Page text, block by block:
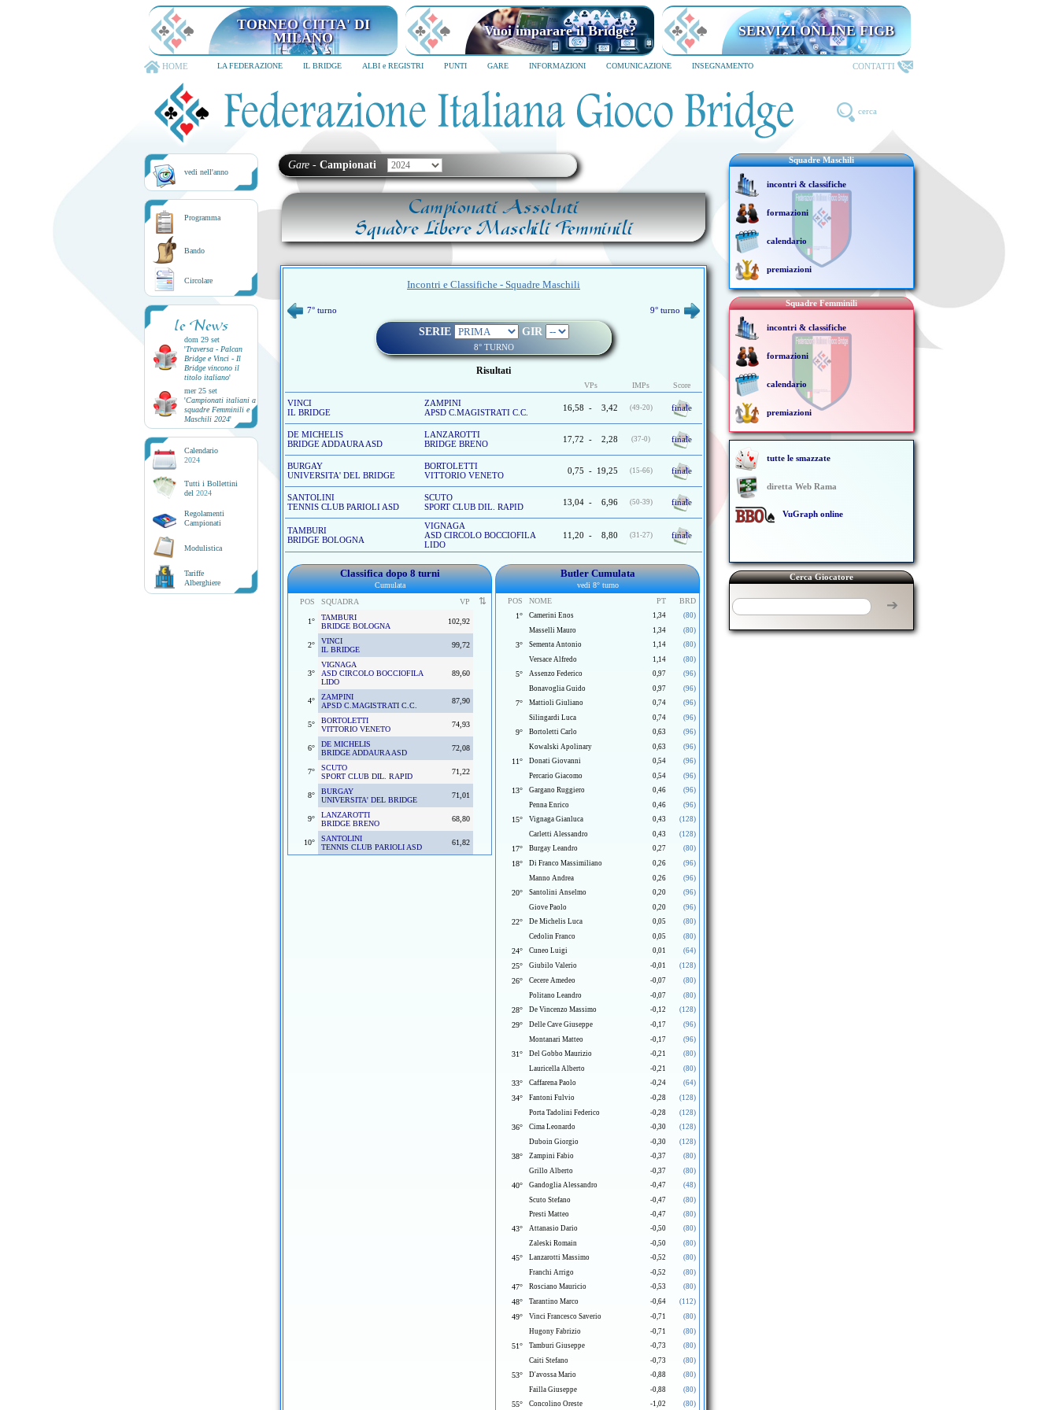
TORNEO CITTA' DI
MILANO
Vuoi imparare il Bridge? SERVIZI ONLINE FIGB
HOME LA FEDERAZIONE IL BRIDGE ALBI e REGISTRI PUNTI GARE INFORMAZIONI COMUNICAZIONE INSEGNAMENTO CONTATTI
cerca
vedi nell'anno
Programma
Bando
Circolare
le News
dom 29 set
'Traversa - Palcan
Bridge e Vinci - Il
Bridge vincono il
titolo italiano'
mer 25 set
'Campionati italiani a
squadre Femminili e
Maschili 2024'
Calendario
2024
Tutti i Bollettini
del 2024
Regolamenti
Campionati
Modulistica
Tariffe
Alberghiere
Gare - Campionati
Campionati Assoluti
Squadre Libere Maschili Femminili
Incontri e Classifiche - Squadre Maschili
7° turno 9° turno
SERIE GIR
8° TURNO
Risultati
VPs IMPs Score
VINCI
IL BRIDGE
ZAMPINI
APSD C.MAGISTRATI C.C.
16,58 - 3,42 (49-20) finale
DE MICHELIS
BRIDGE ADDAURA ASD
LANZAROTTI
BRIDGE BRENO
17,72 - 2,28 (37-0) finale
BURGAY
UNIVERSITA' DEL BRIDGE
BORTOLETTI
VITTORIO VENETO
0,75 - 19,25 (15-66) finale
SANTOLINI
TENNIS CLUB PARIOLI ASD
SCUTO
SPORT CLUB DIL. RAPID
13,04 - 6,96 (50-39) finale
TAMBURI
BRIDGE BOLOGNA
VIGNAGA
ASD CIRCOLO BOCCIOFILA
LIDO
11,20 - 8,80 (31-27) finale
Classifica dopo 8 turni
Cumulata
POS
SQUADRA VP ⇅
1°
TAMBURI
BRIDGE BOLOGNA
102,92
2°
VINCI
IL BRIDGE
99,72
3°
VIGNAGA
ASD CIRCOLO BOCCIOFILA
LIDO
89,60
4°
ZAMPINI
APSD C.MAGISTRATI C.C.
87,90
5°
BORTOLETTI
VITTORIO VENETO
74,93
6°
DE MICHELIS
BRIDGE ADDAURA ASD
72,08
7°
SCUTO
SPORT CLUB DIL. RAPID
71,22
8°
BURGAY
UNIVERSITA' DEL BRIDGE
71,01
9°
LANZAROTTI
BRIDGE BRENO
68,80
10°
SANTOLINI
TENNIS CLUB PARIOLI ASD
61,82
Butler Cumulata
vedi 8° turno
POS
NOME PT
BRD
1°
Camerini Enos 1,34
(80)
Masselli Mauro
1,34 (80)
3° Sementa Antonio 1,14
(80)
Versace Alfredo
1,14 (80)
5° Assenzo Federico 0,97
(96)
Bonavoglia Guido
0,97 (96)
7° Mattioli Giuliano 0,74
(96)
Silingardi Luca
0,74 (96)
9° Bortoletti Carlo 0,63
(96)
Kowalski Apolinary
0,63 (96)
11° Donati Giovanni 0,54
(96)
Percario Giacomo
0,54 (96)
13° Gargano Ruggiero 0,46
(96)
Penna Enrico
0,46 (96)
15° Vignaga Gianluca 0,43
(128)
Carletti Alessandro
0,43 (128)
17° Burgay Leandro 0,27 (80)
18° Di Franco Massimiliano 0,26
(96)
Manno Andrea
0,26 (96)
20° Santolini Anselmo 0,20
(96)
Giove Paolo
0,20 (96)
22° De Michelis Luca 0,05
(80)
Cedolin Franco
0,05 (80)
24° Cuneo Luigi 0,01 (64)
25° Giubilo Valerio -0,01 (128)
26° Cecere Amedeo -0,07
(80)
Politano Leandro
-0,07 (80)
28° De Vincenzo Massimo -0,12 (128)
29° Delle Cave Giuseppe -0,17
(96)
Montanari Matteo
-0,17 (96)
31° Del Gobbo Maurizio -0,21
(80)
Lauricella Alberto
-0,21 (80)
33° Caffarena Paolo -0,24 (64)
34° Fantoni Fulvio -0,28
(128)
Porta Tadolini Federico
-0,28 (128)
36° Cima Leonardo -0,30
(128)
Duboin Giorgio
-0,30 (128)
38° Zampini Fabio -0,37
(80)
Grillo Alberto
-0,37 (80)
40° Gandoglia Alessandro -0,47
(48)
Scuto Stefano
-0,47
(80)
Presti Matteo
-0,47 (80)
43° Attanasio Dario -0,50
(80)
Zaleski Romain
-0,50 (80)
45° Lanzarotti Massimo -0,52
(80)
Franchi Arrigo
-0,52 (80)
47° Rosciano Mauricio -0,53 (80)
48° Tarantino Marco -0,64 (112)
49° Vinci Francesco Saverio -0,71
(80)
Hugony Fabrizio
-0,71 (80)
51° Tamburi Giuseppe -0,73
(80)
Caiti Stefano
-0,73 (80)
53° D'avossa Mario -0,88
(80)
Failla Giuseppe
-0,88 (80)
55° Concolino Oreste -1,02 (80)
Squadre Maschili
incontri & classifiche
formazioni
calendario
premiazioni
Squadre Femminili
incontri & classifiche
formazioni
calendario
premiazioni
tutte le smazzate
diretta Web Rama
VuGraph online
Cerca Giocatore
➔